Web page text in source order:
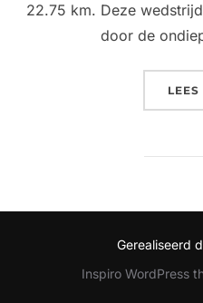
22.75 km. Deze
door de
LEES
Gerealiseerd
Inspiro WordPress